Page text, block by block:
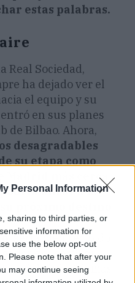
Personal Information
sharing to third parties, or
information for
use the below opt-out
Please note that after your
may continue seeing
estas palabras.
Real Sociedad,
ha dejado ver el
el equipo y su
en sus planes
de Bilbao. Ahora,
desagradables
su etapa como
más cerca
podría mirar a la
sería bien recibido
del perfil que
del club. Además,